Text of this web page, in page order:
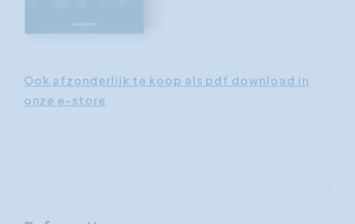
Ook afzonderlijk te koop als pdf download in
onze e-store